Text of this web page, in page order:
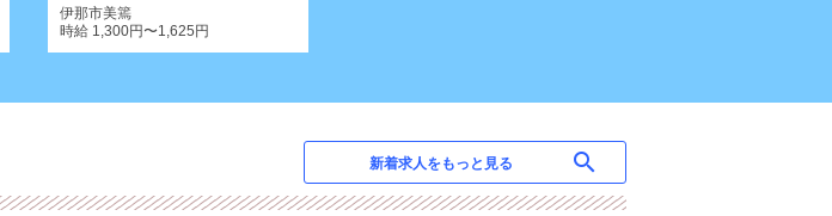
伊那市美篶
時給 1,300円〜1,625円
新着求人をもっと見る search